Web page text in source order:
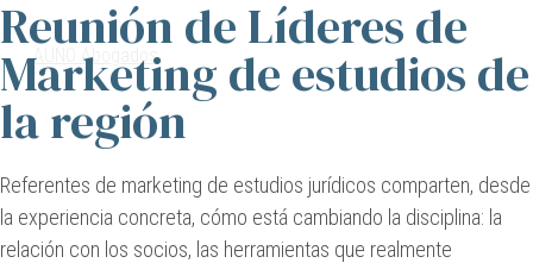
Reunión de Líderes de
Marketing de estudios de
la región
Referentes de marketing de estudios jurídicos comparten, desde
la experiencia concreta, cómo está cambiando la disciplina: la
relación con los socios, las herramientas que realmente